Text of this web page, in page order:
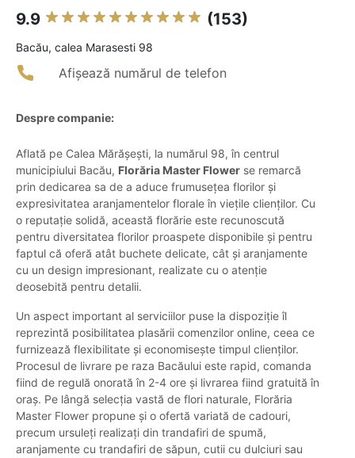
9.9 (153)
Bacău, calea Marasesti 98
Afișează numărul de telefon
Despre companie:
Aflată pe Calea Mărășești, la numărul 98, în centrul
municipiului Bacău, Florăria Master Flower se remarcă
prin dedicarea sa de a aduce frumusețea florilor și
expresivitatea aranjamentelor florale în viețile clienților. Cu
o reputație solidă, această florărie este recunoscută
pentru diversitatea florilor proaspete disponibile și pentru
faptul că oferă atât buchete delicate, cât și aranjamente
cu un design impresionant, realizate cu o atenție
deosebită pentru detalii.
Un aspect important al serviciilor puse la dispoziție îl
reprezintă posibilitatea plasării comenzilor online, ceea ce
furnizează flexibilitate și economisește timpul clienților.
Procesul de livrare pe raza Bacăului este rapid, comanda
fiind de regulă onorată în 2-4 ore și livrarea fiind gratuită în
oraș. Pe lângă selecția vastă de flori naturale, Florăria
Master Flower propune și o ofertă variată de cadouri,
precum ursuleți realizați din trandafiri de spumă,
aranjamente cu trandafiri de săpun, cutii cu dulciuri sau